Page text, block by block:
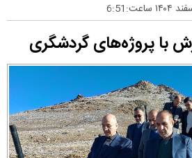
با پروژه‌های گردشگری